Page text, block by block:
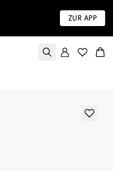
Zur App